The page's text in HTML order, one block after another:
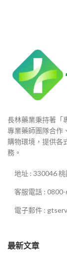
長林藥業秉持著「
專業藥師團隊合作
購物環境，提供各
務。
地址 : 330046
客服電話 :
電子郵件 :
最新文章